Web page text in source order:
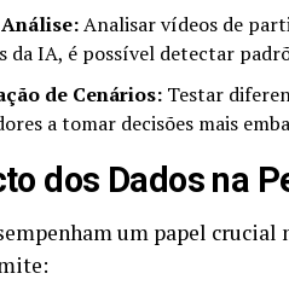
Analisar vídeos de
da IA, é possível detectar
de Cenários: Testar
a tomar decisões mais
dos Dados na
um papel crucial